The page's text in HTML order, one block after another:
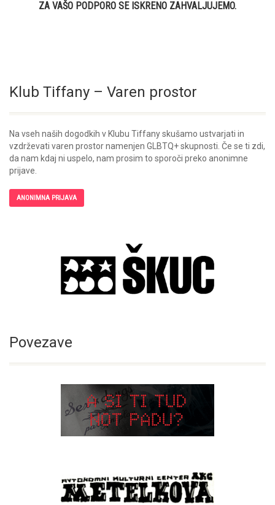
ZA VAŠO PODPORO SE ISKRENO ZAHVALJUJEMO.
Klub Tiffany – Varen prostor
Na vseh naših dogodkih v Klubu Tiffany skušamo ustvarjati in
vzdrževati varen prostor namenjen GLBTQ+ skupnosti. Če se ti zdi,
da nam kdaj ni uspelo, nam prosim to sporoči preko anonimne
prijave.
ANONIMNA PRIJAVA
Povezave